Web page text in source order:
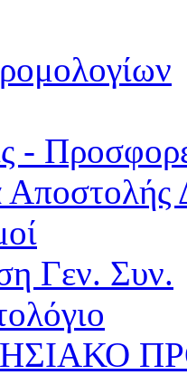
-
Αποστολής
Γεν. Συν.